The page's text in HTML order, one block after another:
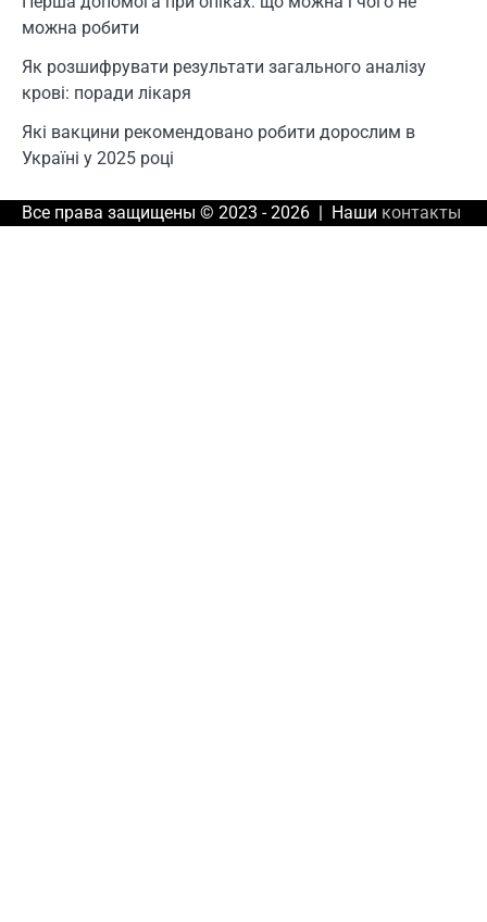
можна робити
Як розшифрувати результати загального аналізу
крові: поради лікаря
Які вакцини рекомендовано робити дорослим в
Україні у 2025 році
Все права защищены © 2023 - 2026 | Наши контакты